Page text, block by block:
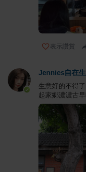
表示讚賞
Jennies自在
生意好的不得
起家鄉濃濃古